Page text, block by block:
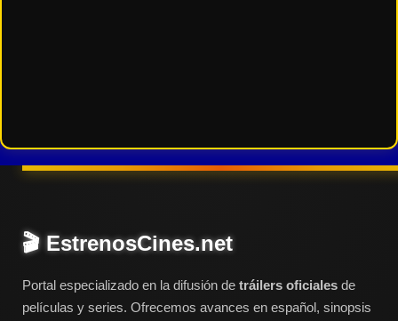
2025
Acción
🎬 EstrenosCines.net
Portal especializado en la difusión de tráilers oficiales de
películas y series. Ofrecemos avances en español, sinopsis